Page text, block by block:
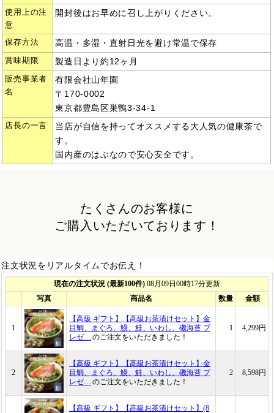
使用上の注
意
開封後はお早めに召し上がりください。
保存方法 高温・多湿・直射日光を避け常温で保存
賞味期限 製造日より約12ヶ月
販売事業者
名
有限会社山年園
〒170-0002
東京都豊島区巣鴨3-34-1
店長の一言
当店が自信を持ってオススメする大人気の健康茶で
す。
国内産のはぶなので安心安全です。
たくさんのお客様に
ご購入いただいております！
注文状況をリアルタイムでお伝え！